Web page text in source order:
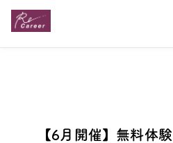
【6月開催】無料体